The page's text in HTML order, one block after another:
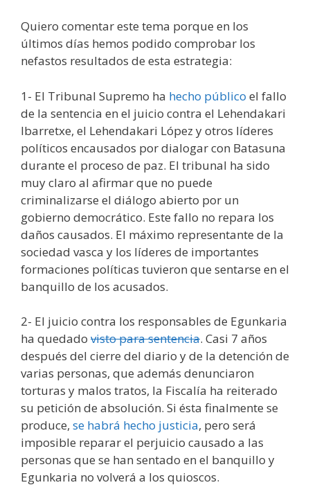
Quiero comentar este tema porque en los
últimos días hemos podido comprobar los
nefastos resultados de esta estrategia:
1- El Tribunal Supremo ha hecho público el fallo
de la sentencia en el juicio contra el Lehendakari
Ibarretxe, el Lehendakari López y otros líderes
políticos encausados por dialogar con Batasuna
durante el proceso de paz. El tribunal ha sido
muy claro al afirmar que no puede
criminalizarse el diálogo abierto por un
gobierno democrático. Este fallo no repara los
daños causados. El máximo representante de la
sociedad vasca y los líderes de importantes
formaciones políticas tuvieron que sentarse en el
banquillo de los acusados.
2- El juicio contra los responsables de Egunkaria
ha quedado visto para sentencia. Casi 7 años
después del cierre del diario y de la detención de
varias personas, que además denunciaron
torturas y malos tratos, la Fiscalía ha reiterado
su petición de absolución. Si ésta finalmente se
produce, se habrá hecho justicia, pero será
imposible reparar el perjuicio causado a las
personas que se han sentado en el banquillo y
Egunkaria no volverá a los quioscos.